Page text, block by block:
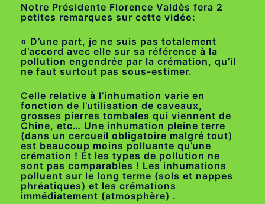
Notre Présidente Florence Valdès fera 2
petites remarques sur cette vidéo:
« D’une part, je ne suis pas totalement
d’accord avec elle sur sa référence à la
pollution engendrée par la crémation, qu’il
ne faut surtout pas sous-estimer.
Celle relative à l’inhumation varie en
fonction de l’utilisation de caveaux,
grosses pierres tombales qui viennent de
Chine, etc… Une inhumation pleine terre
(dans un cercueil obligatoire malgré tout)
est beaucoup moins polluante qu’une
crémation ! Et les types de pollution ne
sont pas comparables ! Les inhumations
polluent sur le long terme (sols et nappes
phréatiques) et les crémations
immédiatement (atmosphère) .